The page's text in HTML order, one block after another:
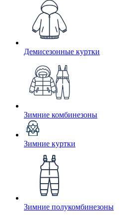
Демисезонные куртки
Зимние комбинезоны
Зимние куртки
Зимние полукомбинезоны